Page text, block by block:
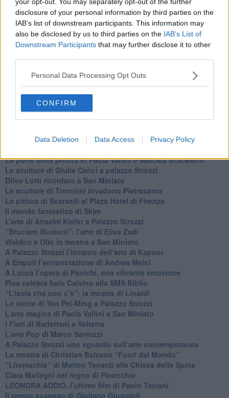
disclosure of your personal information by third parties on the
IAB’s list of downstream participants. This information may
also be disclosed by us to third parties on the IAB’s List of
Downstream Participants that may further disclose it to other
Personal Data Processing Opt Outs
CONFIRM
Data Deletion Data Access Privacy Policy
Ti potrebbe interessare anche:
Articoli dal Blog “Incontri d'arte” di Riccardo Ferrucci
A Lucca la mostra di Marcello Scarselli “Dialoghi con la città"
​La bellezza resistente di Pier Toffoletti al Teatro Era
​Le porte della pittura in Paola Vallini e Marcela Bracalenti
​Le sculture di Giulia Cenci a palazzo Strozzi
​Dilvo Lotti ricordato a San Miniato
​Le sculture di Tincolini invadono Pietrasanta
La pittura di Scarselli al Plaza Hotel di Firenze
​Il mondo fantastico di Skim
​L’arte di Anselm Kiefer a Palazzo Strozzi
​“Bruciare illusioni”: l’arte di Elisa Zadi
​Waldon e Olio in mostra a San Miniato
​A Palazzo Strozzi l’incanto dell’arte di Kapoor
​A Empoli l’annunciazione di Andrea Meini
A Lucca l’opera di Panichi, una vibrante emozione
Pisa celebra Italo Calvino alla SMS Biblio
“L’isola che non c’è”: la mostra di Linardi
​Le storie di Yan Pei-Ming a Palazzo Strozzi
​L’arte magica di Paola Vallini a San Miniato
​I Fiori di Barlettani a Volterra
​L’arte Pop di Marco Saviozzi
​A Palazzo Strozzi uno sguardo sull’arte contemporanea
La mostra di Christian Balzano “Fuori dal Mondo”
​“Litomachie” di Matteo Tenardi alla Chiesa della Spina
​Clara Mallegni nel regno di Pinocchio
​LEONORA ADDIO, l’ultimo film di Paolo Taviani
Il tempo sospeso di Giuliano Giuggioli